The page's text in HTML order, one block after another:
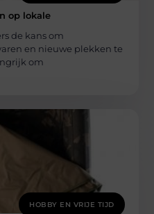
op lokale
de kans om
en nieuwe plekken te
om
HOBBY EN VRIJE TIJD